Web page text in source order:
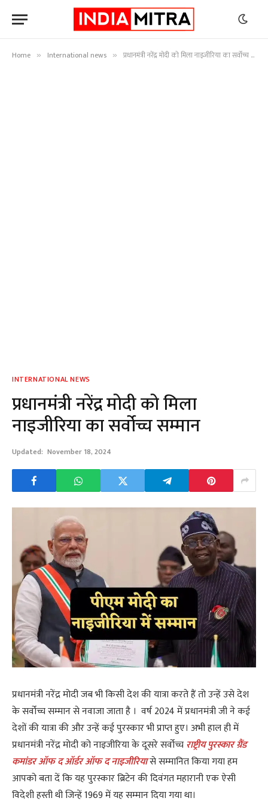
Home » International news » प्रधानमंत्री नरेंद्र मोदी को मिला नाइजीरिया का सर्वोच्च सम्मान
INTERNATIONAL NEWS
प्रधानमंत्री नरेंद्र मोदी को मिला
नाइजीरिया का सर्वोच्च सम्मान
Updated: November 18, 2024
प्रधानमंत्री नरेंद्र मोदी जब भी किसी देश की यात्रा करते हैं तो उन्हें उसे देश
के सर्वोच्च सम्मान से नवाजा जाता है । वर्ष 2024 में प्रधानमंत्री जी ने कई
देशों की यात्रा की और उन्हें कई पुरस्कार भी प्राप्त हुए। अभी हाल ही में
प्रधानमंत्री नरेंद्र मोदी को नाइजीरिया के दूसरे सर्वोच्चराष्ट्रीय पुरस्कार ग्रैंड
कमांडर ऑफ द ऑर्डर ऑफ द नाइजीरियासे सम्मानित किया गया हम
आपको बता दें कि यह पुरस्कार ब्रिटेन की दिवंगत महारानी एक ऐसी
विदेशी हस्ती थी जिन्हें 1969 में यह सम्मान दिया गया था।